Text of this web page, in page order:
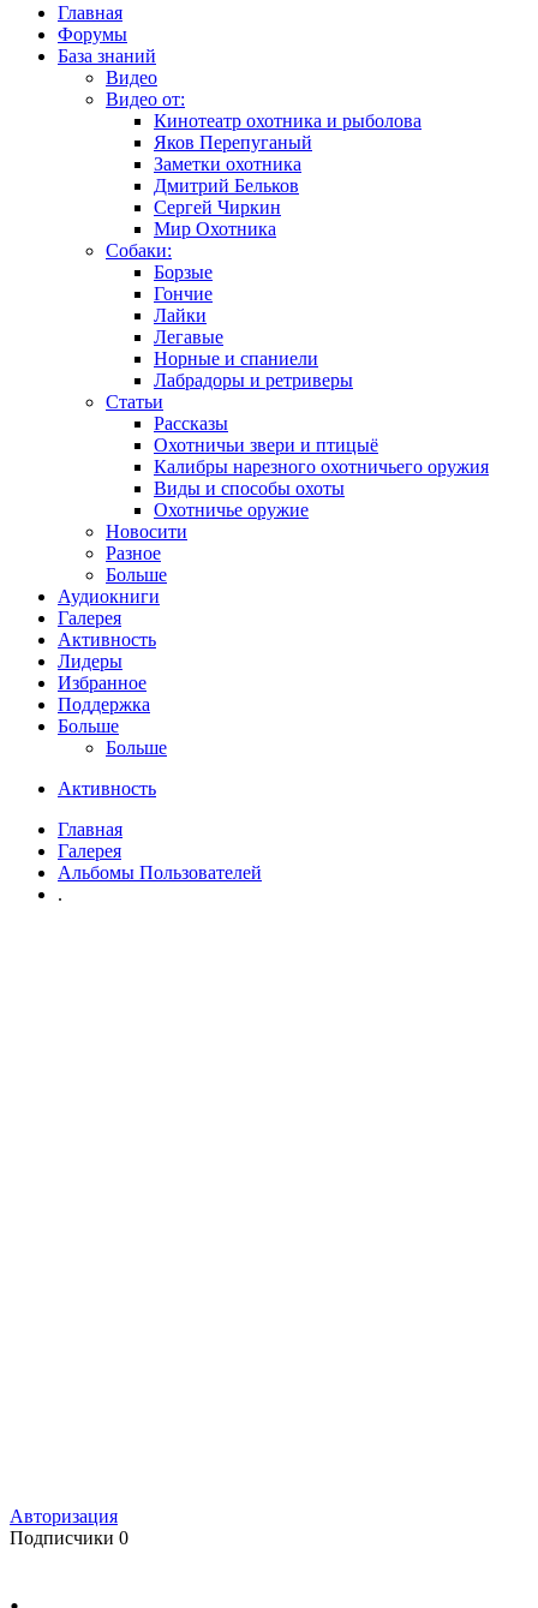
Главная
Форумы
База знаний
Видео
Видео от:
Кинотеатр охотника и рыболова
Яков Перепуганый
Заметки охотника
Дмитрий Бельков
Сергей Чиркин
Мир Охотника
Собаки:
Борзые
Гончие
Лайки
Легавые
Норные и спаниели
Лабрадоры и ретриверы
Статьи
Рассказы
Охотничьи звери и птицыё
Калибры нарезного охотничьего оружия
Виды и способы охоты
Охотничье оружие
Новосити
Разное
Больше
Аудиокниги
Галерея
Активность
Лидеры
Избранное
Поддержка
Больше
Больше
Активность
Главная
Галерея
Альбомы Пользователей
.
Авторизация
Подписчики 0
.